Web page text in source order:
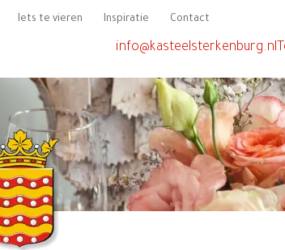
Iets te vieren Inspiratie Contact
info@kasteelsterkenburg.nl